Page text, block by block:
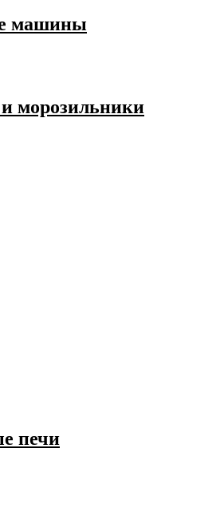
машины
морозильники
печи